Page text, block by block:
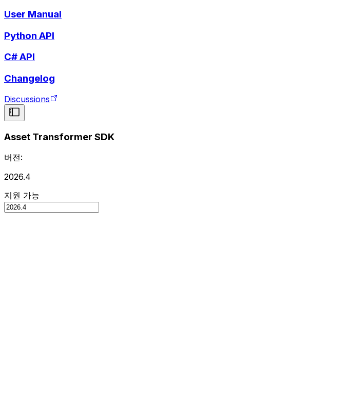
User Manual
Python API
C# API
Changelog
Discussions
Asset Transformer SDK
버전:
2026.4
지원 가능